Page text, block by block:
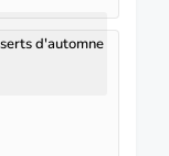
d'automne